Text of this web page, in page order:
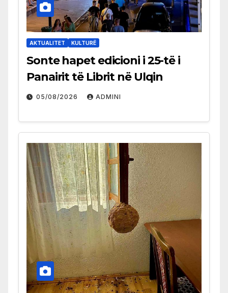
AKTUALITET KULTURË
Sonte hapet edicioni i 25-të i
Panairit të Librit në Ulqin
05/08/2026 ADMINI